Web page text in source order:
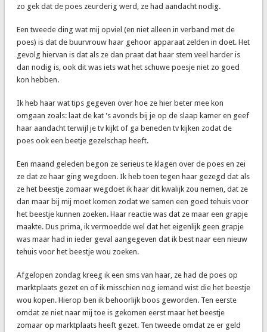
zo gek dat de poes zeurderig werd, ze had aandacht nodig.
Een tweede ding wat mij opviel (en niet alleen in verband met de
poes) is dat de buurvrouw haar gehoor apparaat zelden in doet. Het
gevolg hiervan is dat als ze dan praat dat haar stem veel harder is
dan nodig is, ook dit was iets wat het schuwe poesje niet zo goed
kon hebben.
Ik heb haar wat tips gegeven over hoe ze hier beter mee kon
omgaan zoals: laat de kat 's avonds bij je op de slaap kamer en geef
haar aandacht terwijl je tv kijkt of ga beneden tv kijken zodat de
poes ook een beetje gezelschap heeft.
Een maand geleden begon ze serieus te klagen over de poes en zei
ze dat ze haar ging wegdoen. Ik heb toen tegen haar gezegd dat als
ze het beestje zomaar wegdoet ik haar dit kwalijk zou nemen, dat ze
dan maar bij mij moet komen zodat we samen een goed tehuis voor
het beestje kunnen zoeken. Haar reactie was dat ze maar een grapje
maakte. Dus prima, ik vermoedde wel dat het eigenlijk geen grapje
was maar had in ieder geval aangegeven dat ik best naar een nieuw
tehuis voor het beestje wou zoeken.
Afgelopen zondag kreeg ik een sms van haar, ze had de poes op
marktplaats gezet en of ik misschien nog iemand wist die het beestje
wou kopen. Hierop ben ik behoorlijk boos geworden. Ten eerste
omdat ze niet naar mij toe is gekomen eerst maar het beestje
zomaar op marktplaats heeft gezet. Ten tweede omdat ze er geld